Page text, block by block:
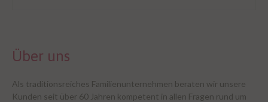
Über uns
Als traditionsreiches Familienunternehmen beraten wir unsere
Kunden seit über 60 Jahren kompetent in allen Fragen rund um